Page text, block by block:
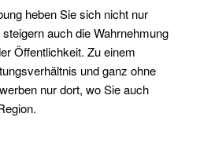
heben Sie sich nicht nur
auch die Wahrnehmung
Öffentlichkeit. Zu einem
und ganz ohne
nur dort, wo Sie auch